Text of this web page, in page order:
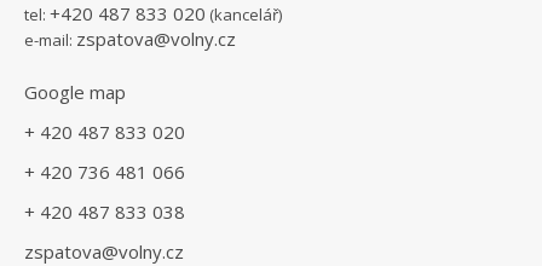
tel: +420 487 833 020 (kancelář)
e-mail: zspatova@volny.cz
Google map
+ 420 487 833 020
+ 420 736 481 066
+ 420 487 833 038
zspatova@volny.cz